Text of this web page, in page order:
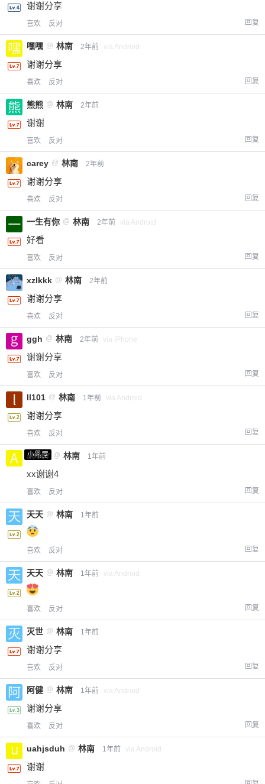
谢谢分享
喜欢 反对 回复
嘿嘿 @ 林南 2年前 via Android
谢谢分享
喜欢 反对 回复
熊熊 @ 林南 2年前
谢谢
喜欢 反对 回复
carey @ 林南 2年前
谢谢分享
喜欢 反对 回复
一生有你 @ 林南 2年前 via Android
好看
喜欢 反对 回复
xzlkkk @ 林南 2年前
谢谢分享
喜欢 反对 回复
ggh @ 林南 2年前 via iPhone
谢谢分享
喜欢 反对 回复
ll101 @ 林南 1年前 via Android
谢谢分享
喜欢 反对 回复
小黑屋
a0987 @ 林南 1年前
xx谢谢4
喜欢 反对 回复
天天 @ 林南 1年前
喜欢 反对 回复
天天 @ 林南 1年前 via Android
喜欢 反对 回复
灭世 @ 林南 1年前
谢谢分享
喜欢 反对 回复
阿健 @ 林南 1年前 via Android
谢谢分享
喜欢 反对 回复
uahjsduh @ 林南 1年前 via Android
谢谢